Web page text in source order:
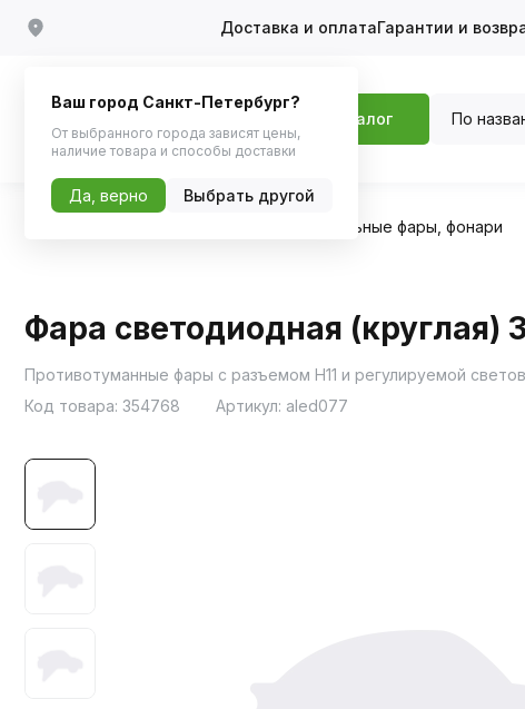
Доставка и оплатаГарантии и
Каталог По
Дополнительные фары, фонари
Фара светодиодная (круглая)
Код товара: 354768 Артикул: aled077
Ваш город Санкт-Петербург?
От выбранного города зависят цены,
наличие товара и способы доставки
Да, верно Выбрать другой